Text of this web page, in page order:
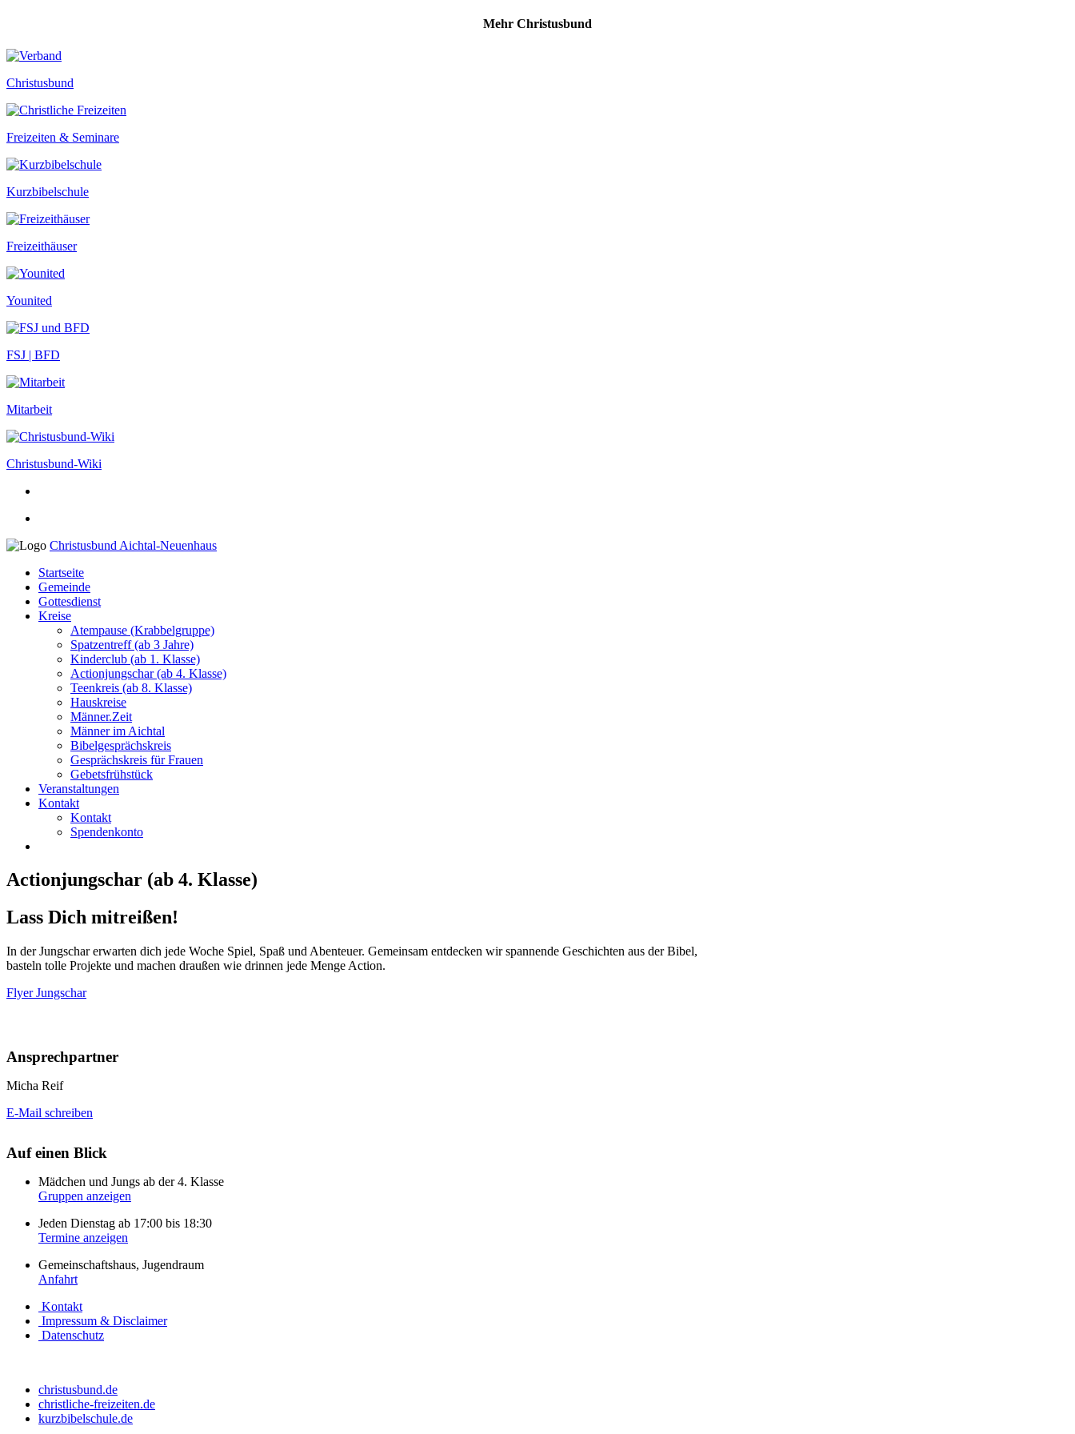
Mehr Christusbund
Christusbund
Freizeiten & Seminare
Kurzbibelschule
Freizeithäuser
Younited
FSJ | BFD
Mitarbeit
Christusbund-Wiki
Christusbund Aichtal-Neuenhaus
Startseite
Gemeinde
Gottesdienst
Kreise
Atempause (Krabbelgruppe)
Spatzentreff (ab 3 Jahre)
Kinderclub (ab 1. Klasse)
Actionjungschar (ab 4. Klasse)
Teenkreis (ab 8. Klasse)
Hauskreise
Männer.Zeit
Männer im Aichtal
Bibelgesprächskreis
Gesprächskreis für Frauen
Gebetsfrühstück
Veranstaltungen
Kontakt
Kontakt
Spendenkonto
Actionjungschar (ab 4. Klasse)
Lass Dich mitreißen!
In der Jungschar erwarten dich jede Woche Spiel, Spaß und Abenteuer. Gemeinsam entdecken wir spannende Geschichten aus der Bibel,
basteln tolle Projekte und machen draußen wie drinnen jede Menge Action.
Flyer Jungschar
Ansprechpartner
Micha Reif
E-Mail schreiben
Auf einen Blick
Mädchen und Jungs ab der 4. Klasse
Gruppen anzeigen
Jeden Dienstag ab 17:00 bis 18:30
Termine anzeigen
Gemeinschaftshaus, Jugendraum
Anfahrt
Kontakt
Impressum & Disclaimer
Datenschutz
christusbund.de
christliche-freizeiten.de
kurzbibelschule.de